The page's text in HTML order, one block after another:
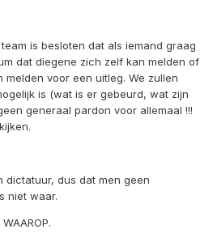
is besloten dat als iemand graag
dat diegene zich zelf kan melden of
melden voor een uitleg. We zullen
is (wat is er gebeurd, wat zijn
generaal pardon voor allemaal !!!
dictatuur, dus dat men geen
niet waar.